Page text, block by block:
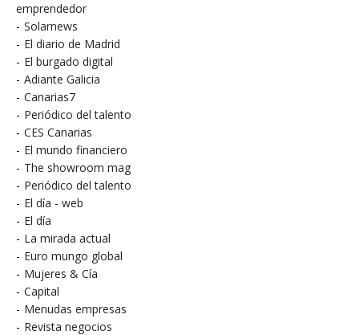
emprendedor
- Solarnews
- El diario de Madrid
- El burgado digital
- Adiante Galicia
- Canarias7
- Periódico del talento
- CES Canarias
- El mundo financiero
- The showroom mag
- Periódico del talento
- El día - web
- El día
- La mirada actual
- Euro mungo global
- Mujeres & Cía
- Capital
- Menudas empresas
- Revista negocios